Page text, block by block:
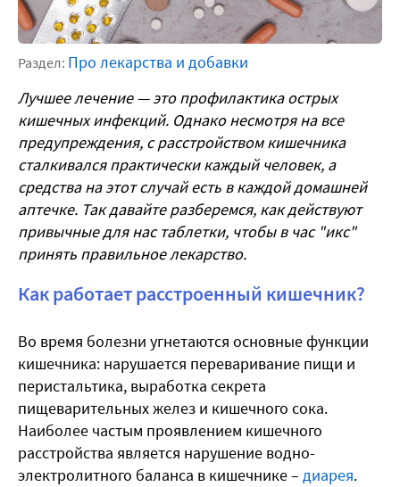
Раздел: Про лекарства и добавки
Лучшее лечение — это профилактика острых
кишечных инфекций. Однако несмотря на все
предупреждения, с расстройством кишечника
сталкивался практически каждый человек, а
средства на этот случай есть в каждой домашней
аптечке. Так давайте разберемся, как действуют
привычные для нас таблетки, чтобы в час "икс"
принять правильное лекарство.
Как работает расстроенный кишечник?
Во время болезни угнетаются основные функции
кишечника: нарушается переваривание пищи и
перистальтика, выработка секрета
пищеварительных желез и кишечного сока.
Наиболее частым проявлением кишечного
расстройства является нарушение водно-
электролитного баланса в кишечнике – диарея.